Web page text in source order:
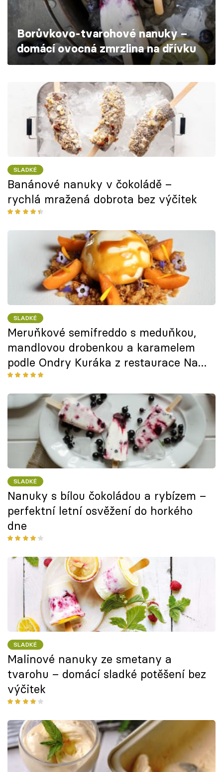
Škola vaření
Recepty z TV
Speciál: Cuketa
Těhotnej kuchař
Sledujte prima+
Přihlášení
Sledujte nás
Borůvkovo-tvarohové nanuky –
domácí ovocná zmrzlina na dřívku
SLADKÉ
Banánové nanuky v čokoládě –
rychlá mražená dobrota bez výčitek
SLADKÉ
Meruňkové semifreddo s meduňkou,
mandlovou drobenkou a karamelem
podle Ondry Kuráka z restaurace Na
Gruntu
SLADKÉ
Nanuky s bílou čokoládou a rybízem –
perfektní letní osvěžení do horkého
dne
SLADKÉ
Malinové nanuky ze smetany a
tvarohu – domácí sladké potěšení bez
výčitek